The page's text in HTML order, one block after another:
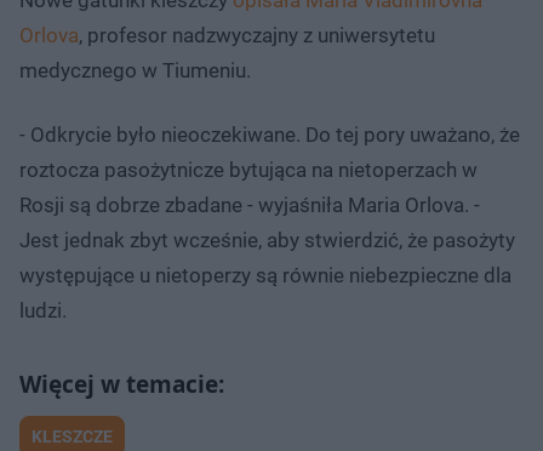
Orlova, profesor nadzwyczajny z uniwersytetu
medycznego w Tiumeniu.
- Odkrycie było nieoczekiwane. Do tej pory uważano, że
roztocza pasożytnicze bytująca na nietoperzach w
Rosji są dobrze zbadane - wyjaśniła Maria Orlova. -
Jest jednak zbyt wcześnie, aby stwierdzić, że pasożyty
występujące u nietoperzy są równie niebezpieczne dla
ludzi.
KLESZCZE